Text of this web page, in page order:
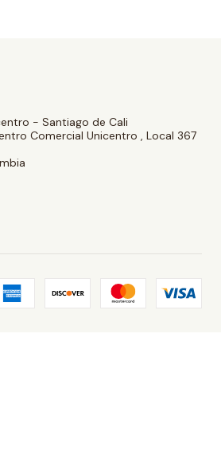
- Santiago de Cali
Comercial Unicentro , Local 367